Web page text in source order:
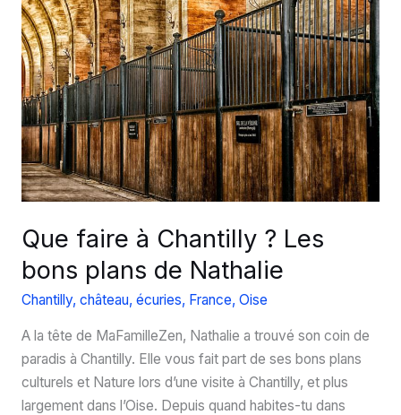
au
Pays
du
matin
calme…
Que faire à Chantilly ? Les
bons plans de Nathalie
Chantilly, château, écuries, France, Oise
A la tête de MaFamilleZen, Nathalie a trouvé son coin de
paradis à Chantilly. Elle vous fait part de ses bons plans
culturels et Nature lors d’une visite à Chantilly, et plus
largement dans l’Oise. Depuis quand habites-tu dans